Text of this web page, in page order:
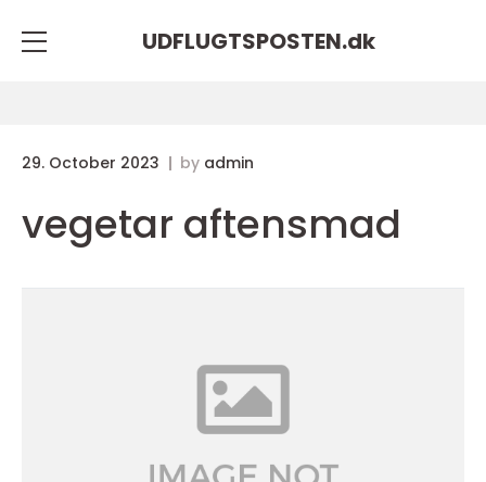
UDFLUGTSPOSTEN.dk
29. October 2023 by admin
vegetar aftensmad